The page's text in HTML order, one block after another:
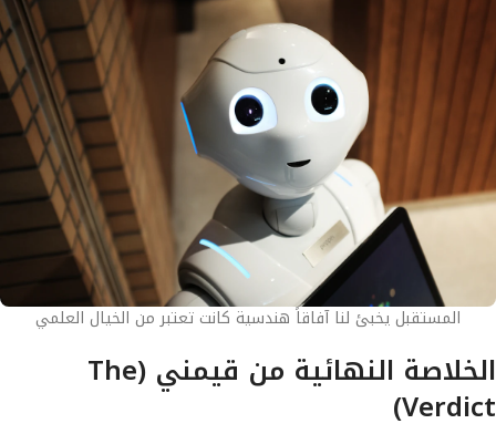
المستقبل يخبئ لنا آفاقاً هندسية كانت تعتبر من الخيال العلمي
الخلاصة النهائية من قيمني (The
Verdict)